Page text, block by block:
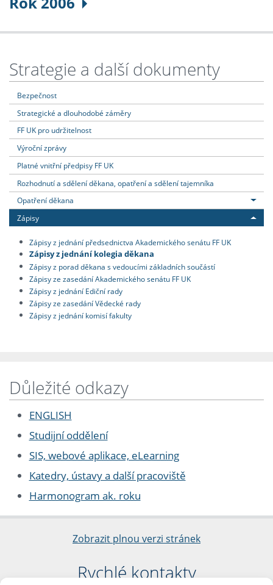
Strategie a další dokumenty
Bezpečnost
Strategické a dlouhodobé záměry
FF UK pro udržitelnost
Výroční zprávy
Platné vnitřní předpisy FF UK
Rozhodnutí a sdělení děkana, opatření a sdělení tajemníka
Opatření děkana
Zápisy
Zápisy z jednání předsednictva Akademického senátu FF UK
Zápisy z jednání kolegia děkana
Zápisy z porad děkana s vedoucími základních součástí
Zápisy ze zasedání Akademického senátu FF UK
Zápisy z jednání Ediční rady
Zápisy ze zasedání Vědecké rady
Zápisy z jednání komisí fakulty
Důležité odkazy
ENGLISH
Studijní oddělení
SIS, webové aplikace, eLearning
Katedry, ústavy a další pracoviště
Harmonogram ak. roku
Zobrazit plnou verzi stránek
Rychlé kontakty